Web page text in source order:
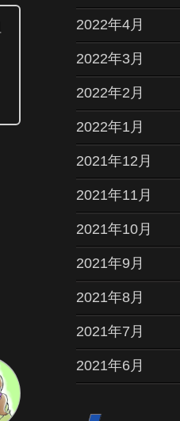
2022年4月
2022年3月
2022年2月
2022年1月
2021年12月
2021年11月
2021年10月
2021年9月
2021年8月
2021年7月
2021年6月